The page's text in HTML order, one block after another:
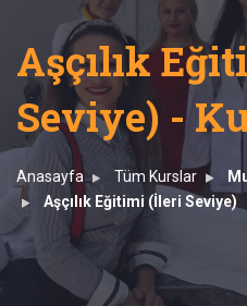
Aşçılık
Seviye) -
Anasayfa Tüm Kurslar
Aşçılık Eğitimi (İleri Seviye)